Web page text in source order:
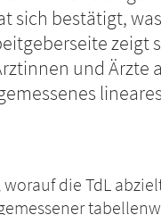
sich bestätigt,
zeigt
und Ärzte
die TdL